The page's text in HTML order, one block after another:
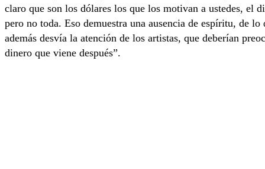
claro que son los dólares los que los motivan a ustedes, el
pero no toda. Eso demuestra una ausencia de espíritu, de lo
además desvía la atención de los artistas, que deberían
dinero que viene después”.